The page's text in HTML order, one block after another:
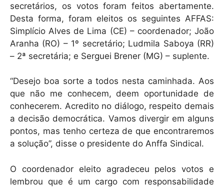
secretários, os votos foram feitos abertamente.
Desta forma, foram eleitos os seguintes AFFAS:
Simplício Alves de Lima (CE) – coordenador; João
Aranha (RO) – 1º secretário; Ludmila Saboya (RR)
– 2ª secretária; e Serguei Brener (MG) – suplente.
“Desejo boa sorte a todos nesta caminhada. Aos
que não me conhecem, deem oportunidade de
conhecerem. Acredito no diálogo, respeito demais
a decisão democrática. Vamos divergir em alguns
pontos, mas tenho certeza de que encontraremos
a solução”, disse o presidente do Anffa Sindical.
O coordenador eleito agradeceu pelos votos e
lembrou que é um cargo com responsabilidade